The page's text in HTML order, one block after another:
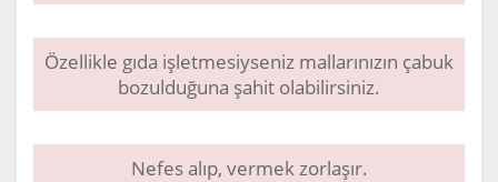
Özellikle gıda işletmesiyseniz mallarınızın çabuk
bozulduğuna şahit olabilirsiniz.
Nefes alıp, vermek zorlaşır.